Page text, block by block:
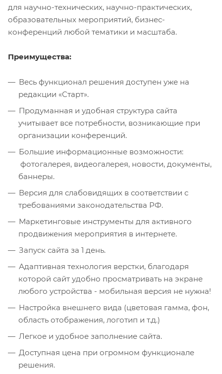
для научно-технических, научно-практических,
образовательных мероприятий, бизнес-
конференций любой тематики и масштаба.
Преимущества:
Весь функционал решения доступен уже на
редакции «Старт».
Продуманная и удобная структура сайта
учитывает все потребности, возникающие при
организации конференций.
Большие информационные возможности:
фотогалерея, видеогалерея, новости, документы,
баннеры.
Версия для слабовидящих в соответствии с
требованиями законодательства РФ.
Маркетинговые инструменты для активного
продвижения мероприятия в интернете.
Запуск сайта за 1 день.
Адаптивная технология верстки, благодаря
которой сайт удобно просматривать на экране
любого устройства - мобильная версия не нужна!
Настройка внешнего вида (цветовая гамма, фон,
область отображения, логотип и т.д.)
Легкое и удобное заполнение сайта.
Доступная цена при огромном функционале
решения.